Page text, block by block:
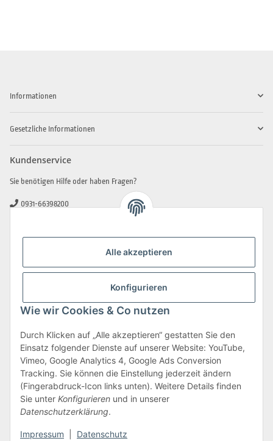
Alle akzeptieren
Konfigurieren
Wie wir Cookies & Co nutzen
Durch Klicken auf „Alle akzeptieren“ gestatten Sie den
Einsatz folgender Dienste auf unserer Website: YouTube,
Vimeo, Google Analytics 4, Google Ads Conversion
Tracking. Sie können die Einstellung jederzeit ändern
(Fingerabdruck-Icon links unten). Weitere Details finden
Sie unter Konfigurieren und in unserer
Datenschutzerklärung.
Impressum Datenschutz
Informationen
Gesetzliche Informationen
Kundenservice
Sie benötigen Hilfe oder haben Fragen?
0931-66398200
info@beamerlampe-guenstiger.de
Sicher Einkaufen
Vertrag widerrufen